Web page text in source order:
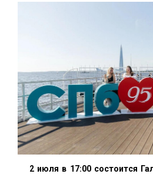
2 июля в 17:00 состоится